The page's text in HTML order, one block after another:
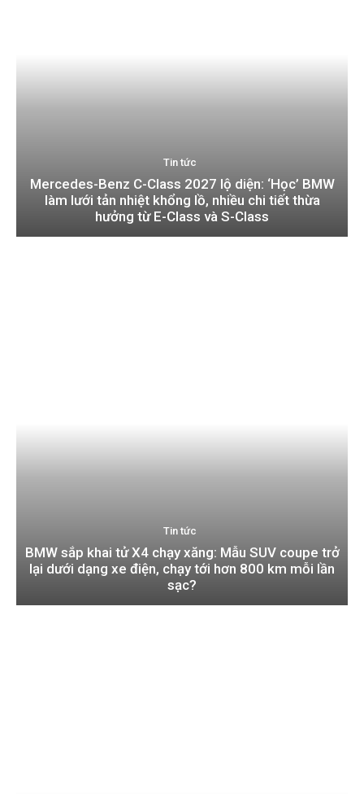
Tin tức
Mercedes-Benz C-Class 2027 lộ diện: ‘Học’ BMW
làm lưới tản nhiệt khổng lồ, nhiều chi tiết thừa
hưởng từ E-Class và S-Class
Tin tức
BMW sắp khai tử X4 chạy xăng: Mẫu SUV coupe trở
lại dưới dạng xe điện, chạy tới hơn 800 km mỗi lần
sạc?